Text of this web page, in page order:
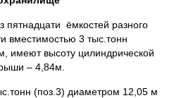
пятнадцати ёмкостей разного
вместимостью 3 тыс.тонн
имеют высоту цилиндрической
– 4,84м.
(поз.3) диаметром 12,05 м